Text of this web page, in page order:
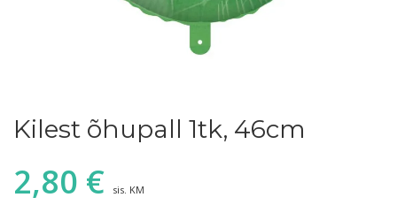
Kilest õhupall 1tk, 46cm
2,80 € sis. KM